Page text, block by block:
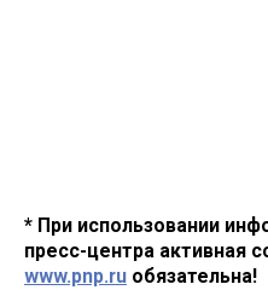
* При использовании
пресс-центра активная
www.pnp.ru обязательна!